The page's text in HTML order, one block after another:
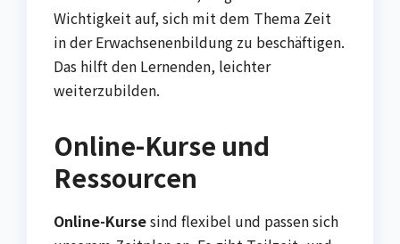
Wichtigkeit auf, sich mit dem Thema Zeit
in der Erwachsenenbildung zu beschäftigen.
Das hilft den Lernenden, leichter
weiterzubilden.
Online-Kurse und
Ressourcen
Online-Kursesind flexibel und passen sich